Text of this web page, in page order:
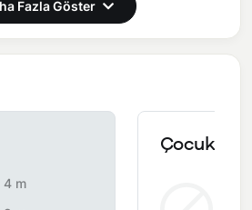
Yatak odasında konforlu bir
ve banyo yer alır. Mutfakta
makinesi, yemek takımları ve
mutfak ekipmanları eksiksiz
birlikte hatırlayabileceğiniz bir
Fazla Göster
4 m
Çocuk